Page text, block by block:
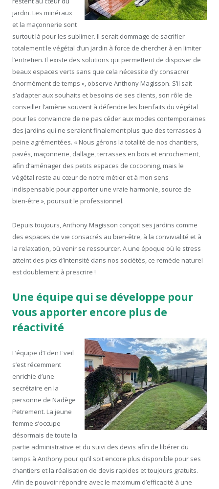
jardin. Les minéraux
et la maçonnerie sont
surtout là pour les sublimer. Il serait dommage de sacrifier
totalement le végétal d’un jardin à force de chercher à en limiter
l’entretien. Il existe des solutions qui permettent de disposer de
beaux espaces verts sans que cela nécessite d’y consacrer
énormément de temps », observe Anthony Magisson. S’il sait
s’adapter aux souhaits et besoins de ses clients, son rôle de
conseiller l’amène souvent à défendre les bienfaits du végétal
pour les convaincre de ne pas céder aux modes contemporaines
des jardins qui ne seraient finalement plus que des terrasses à
peine agrémentées. « Nous gérons la totalité de nos chantiers,
pavés, maçonnerie, dallage, terrasses en bois et enrochement,
afin d’aménager des petits espaces de cocooning, mais le
végétal reste au cœur de notre métier et à mon sens
indispensable pour apporter une vraie harmonie, source de
bien-être », poursuit le professionnel.
Depuis toujours, Anthony Magisson conçoit ses jardins comme
des espaces de vie consacrés au bien-être, à la convivialité et à
la relaxation, où venir se ressourcer. A une époque où le stress
atteint des pics d’intensité dans nos sociétés, ce remède naturel
est doublement à prescrire !
Une équipe qui se développe pour
vous apporter encore plus de
réactivité
L’équipe d’Eden Eveil
s’est récemment
enrichie d’une
secrétaire en la
personne de Nadège
Petrement. La jeune
femme s’occupe
désormais de toute la
partie administrative et du suivi des devis afin de libérer du
temps à Anthony pour qu’il soit encore plus disponible pour ses
chantiers et la réalisation de devis rapides et toujours gratuits.
Afin de pouvoir répondre avec le maximum d’efficacité à une